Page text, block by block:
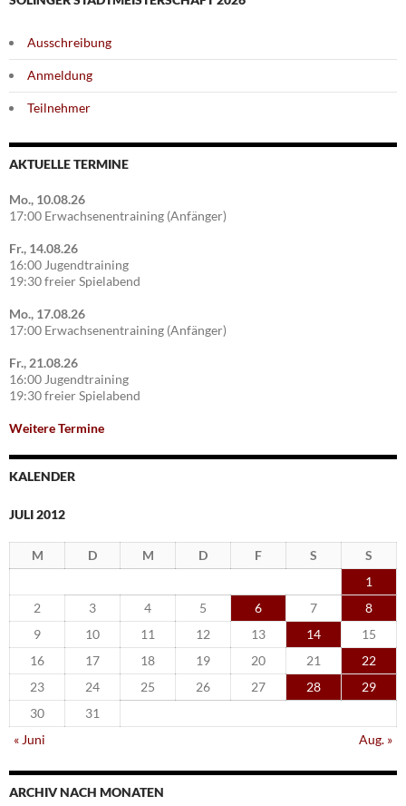
Ausschreibung
Anmeldung
Teilnehmer
AKTUELLE TERMINE
Mo., 10.08.26
17:00 Erwachsenentraining (Anfänger)
Fr., 14.08.26
16:00 Jugendtraining
19:30 freier Spielabend
Mo., 17.08.26
17:00 Erwachsenentraining (Anfänger)
Fr., 21.08.26
16:00 Jugendtraining
19:30 freier Spielabend
Weitere Termine
KALENDER
JULI 2012
M D M D F S
S
1
2
3 4 5 6 7
8
9
10 11 12 13 14
15
16
17 18 19 20 21
22
23
24 25 26 27 28
29
30
31
« Juni
Aug. »
ARCHIV NACH MONATEN